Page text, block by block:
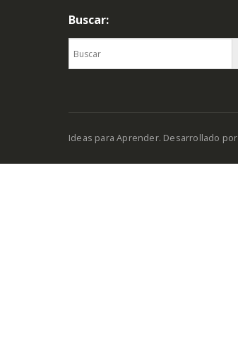
Buscar:
Ideas para Aprender. Desarrollado por